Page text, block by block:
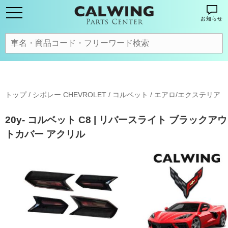
お知らせ
トップ/ シボレー CHEVROLET / コルベット / エアロ/エクステリア
20y- コルベット C8 | リバースライト ブラックアウ
トカバー アクリル